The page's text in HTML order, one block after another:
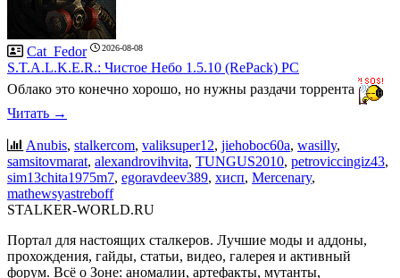
Cat_Fedor 2026-08-08
S.T.A.L.K.E.R.: Чистое Небо 1.5.10 (RePack) PC
Облако это конечно хорошо, но нужны раздачи торрента
Читать →
Anubis, stalkercom, valiksuper12, jiehoboc60a, wasilly,
samsitovmarat, alexandrovihvita, TUNGUS2010, petroviccingiz43,
sim13chita1975m7, egoravdeev389, хисп, Mercenary,
mathewsyastreboff
STALKER-WORLD.RU
Портал для настоящих сталкеров. Лучшие моды и аддоны,
прохождения, гайды, статьи, видео, галерея и активный
форум. Всё о Зоне: аномалии, артефакты, мутанты,